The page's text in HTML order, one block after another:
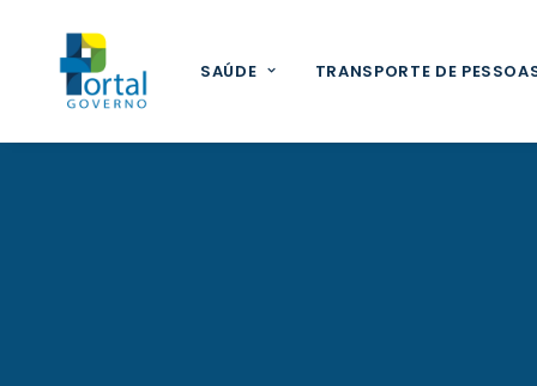
SAÚDE TRANSPORTE DE